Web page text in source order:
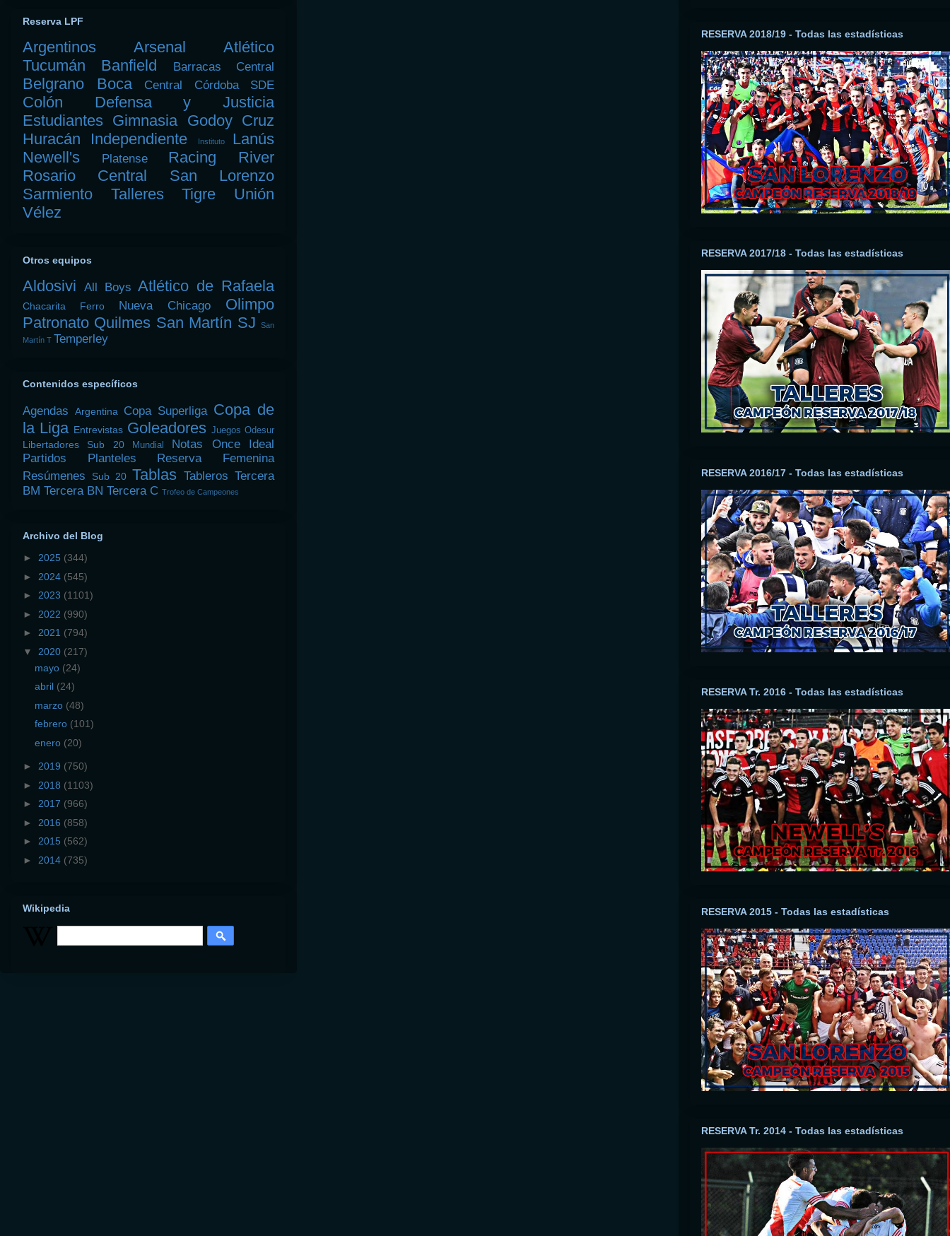
Reserva LPF
Argentinos Arsenal
Atlético
Tucumán
Banfield Barracas Central
Belgrano Boca Central Córdoba SDE
Colón
Defensa y Justicia
Estudiantes Gimnasia Godoy Cruz
Huracán
Independiente Instituto
Lanús
Newell's
Platense Racing
River
Rosario Central
San Lorenzo
Sarmiento
Talleres Tigre
Unión
Vélez
Otros equipos
Aldosivi All Boys Atlético de Rafaela
Chacarita Ferro Nueva Chicago
Olimpo
Patronato Quilmes San Martín SJ
San
Martín T Temperley
Contenidos específicos
Agendas Argentina Copa Superliga Copa de
la Liga Entrevistas Goleadores Juegos Odesur
Libertadores Sub 20 Mundial Notas
Once Ideal
Partidos
Planteles
Reserva Femenina
Resúmenes
Sub 20 Tablas Tableros Tercera
BM Tercera BN Tercera C Trofeo de Campeones
Archivo del Blog
► 2025 (344)
► 2024 (545)
► 2023 (1101)
► 2022 (990)
► 2021 (794)
▼ 2020 (217)
mayo (24)
abril (24)
marzo (48)
febrero (101)
enero (20)
► 2019 (750)
► 2018 (1103)
► 2017 (966)
► 2016 (858)
► 2015 (562)
► 2014 (735)
Wikipedia
RESERVA 2018/19 - Todas las estadísticas
RESERVA 2017/18 - Todas las estadísticas
RESERVA 2016/17 - Todas las estadísticas
RESERVA Tr. 2016 - Todas las estadísticas
RESERVA 2015 - Todas las estadísticas
RESERVA Tr. 2014 - Todas las estadísticas